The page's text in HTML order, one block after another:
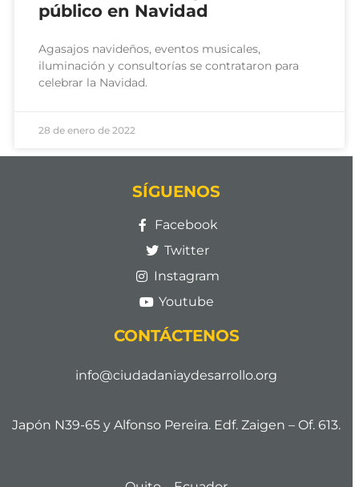
público en Navidad
Agasajos navideños, eventos musicales,
iluminación y consultorías se contrataron para
celebrar la Navidad.
28 de enero de 2022
SÍGUENOS
Facebook
Twitter
Instagram
Youtube
CONTÁCTENOS
info@ciudadaniaydesarrollo.org
Japón N39-65 y Alfonso Pereira. Edf. Zaigen – Of. 613.